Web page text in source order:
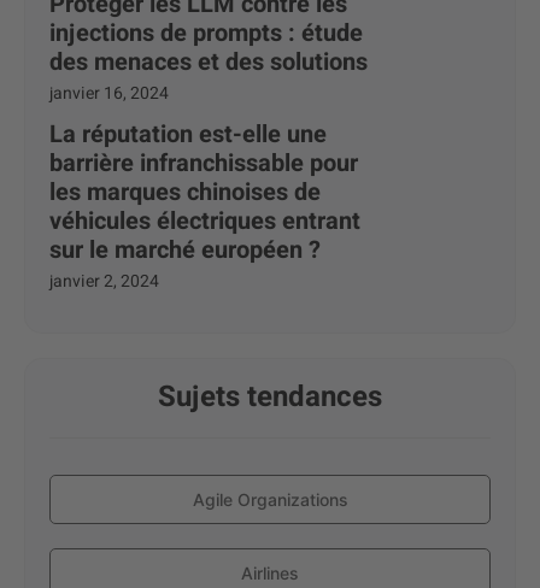
injections de prompts : étude
des menaces et des solutions
janvier 16, 2024
La réputation est-elle une
barrière infranchissable pour
les marques chinoises de
véhicules électriques entrant
sur le marché européen ?
janvier 2, 2024
Sujets tendances
Agile Organizations
Airlines